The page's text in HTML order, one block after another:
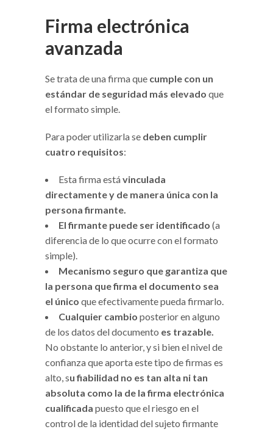
Firma electrónica
avanzada
Se trata de una firma que cumple con un
estándar de seguridad más elevado que
el formato simple.
Para poder utilizarla se deben cumplir
cuatro requisitos:
Esta firma estávinculada
directamente y de manera única con la
persona firmante.
El firmante puede ser identificado (a
diferencia de lo que ocurre con el formato
simple).
Mecanismo seguro que garantiza que
la persona que firma el documento sea
el único que efectivamente pueda firmarlo.
Cualquier cambio posterior en alguno
de los datos del documento es trazable.
No obstante lo anterior, y si bien el nivel de
confianza que aporta este tipo de firmas es
alto, su fiabilidad no es tan alta ni tan
absoluta como la de la firma electrónica
cualificada puesto que el riesgo en el
control de la identidad del sujeto firmante